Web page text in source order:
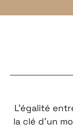
L’égalité
la clé d’un